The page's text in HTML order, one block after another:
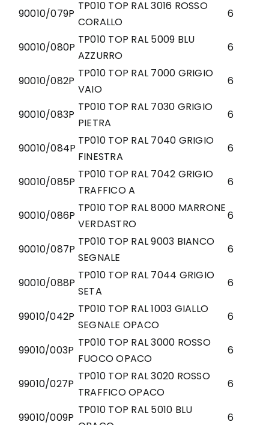
90010/079P
TP010 TOP RAL 3016 ROSSO
CORALLO
6
90010/080P
TP010 TOP RAL 5009 BLU
AZZURRO
6
90010/082P
TP010 TOP RAL 7000 GRIGIO
VAIO
6
90010/083P
TP010 TOP RAL 7030 GRIGIO
PIETRA
6
90010/084P
TP010 TOP RAL 7040 GRIGIO
FINESTRA
6
90010/085P
TP010 TOP RAL 7042 GRIGIO
TRAFFICO A
6
90010/086P
TP010 TOP RAL 8000 MARRONE
VERDASTRO
6
90010/087P
TP010 TOP RAL 9003 BIANCO
SEGNALE
6
90010/088P
TP010 TOP RAL 7044 GRIGIO
SETA
6
99010/042P
TP010 TOP RAL 1003 GIALLO
SEGNALE OPACO
6
99010/003P
TP010 TOP RAL 3000 ROSSO
FUOCO OPACO
6
99010/027P
TP010 TOP RAL 3020 ROSSO
TRAFFICO OPACO
6
99010/009P
TP010 TOP RAL 5010 BLU
6